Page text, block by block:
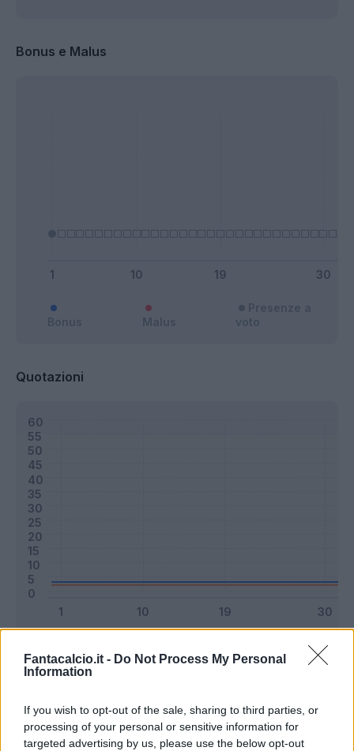
Fantacalcio.it - Do Not Process My Personal
Information
If you wish to opt-out of the sale, sharing to third parties, or
processing of your personal or sensitive information for
targeted advertising by us, please use the below opt-out
Bonus e Malus
Quotazioni
Riepilogo stagione
Titolare 0 - 0